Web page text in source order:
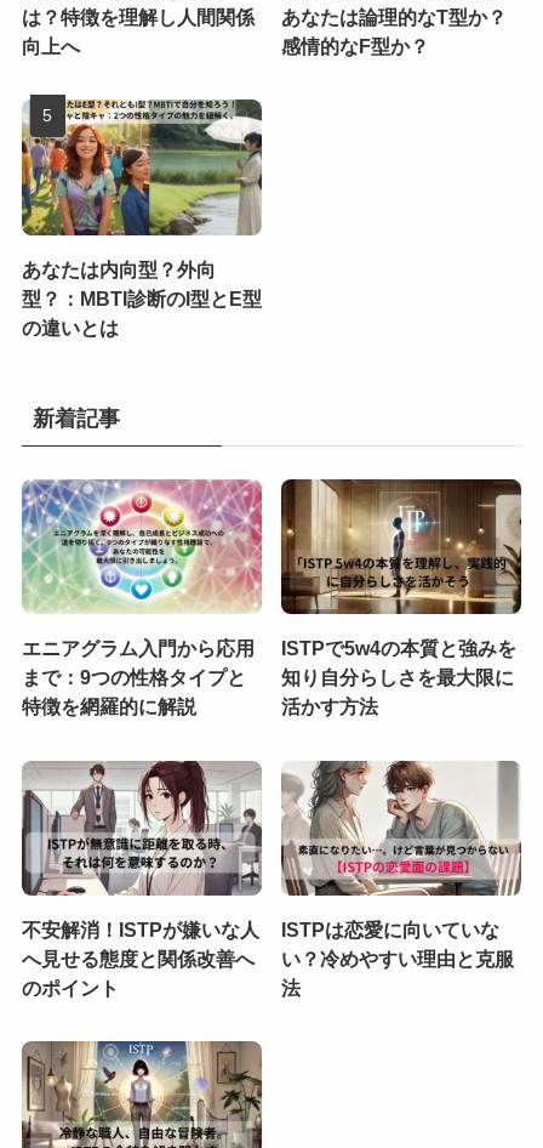
は？特徴を理解し人間関係
向上へ
あなたは論理的なT型か？
感情的なF型か？
あなたは内向型？外向
型？：MBTI診断のI型とE型
の違いとは
新着記事
エニアグラム入門から応用
まで：9つの性格タイプと
特徴を網羅的に解説
ISTPで5w4の本質と強みを
知り自分らしさを最大限に
活かす方法
不安解消！ISTPが嫌いな人
へ見せる態度と関係改善へ
のポイント
ISTPは恋愛に向いていな
い？冷めやすい理由と克服
法